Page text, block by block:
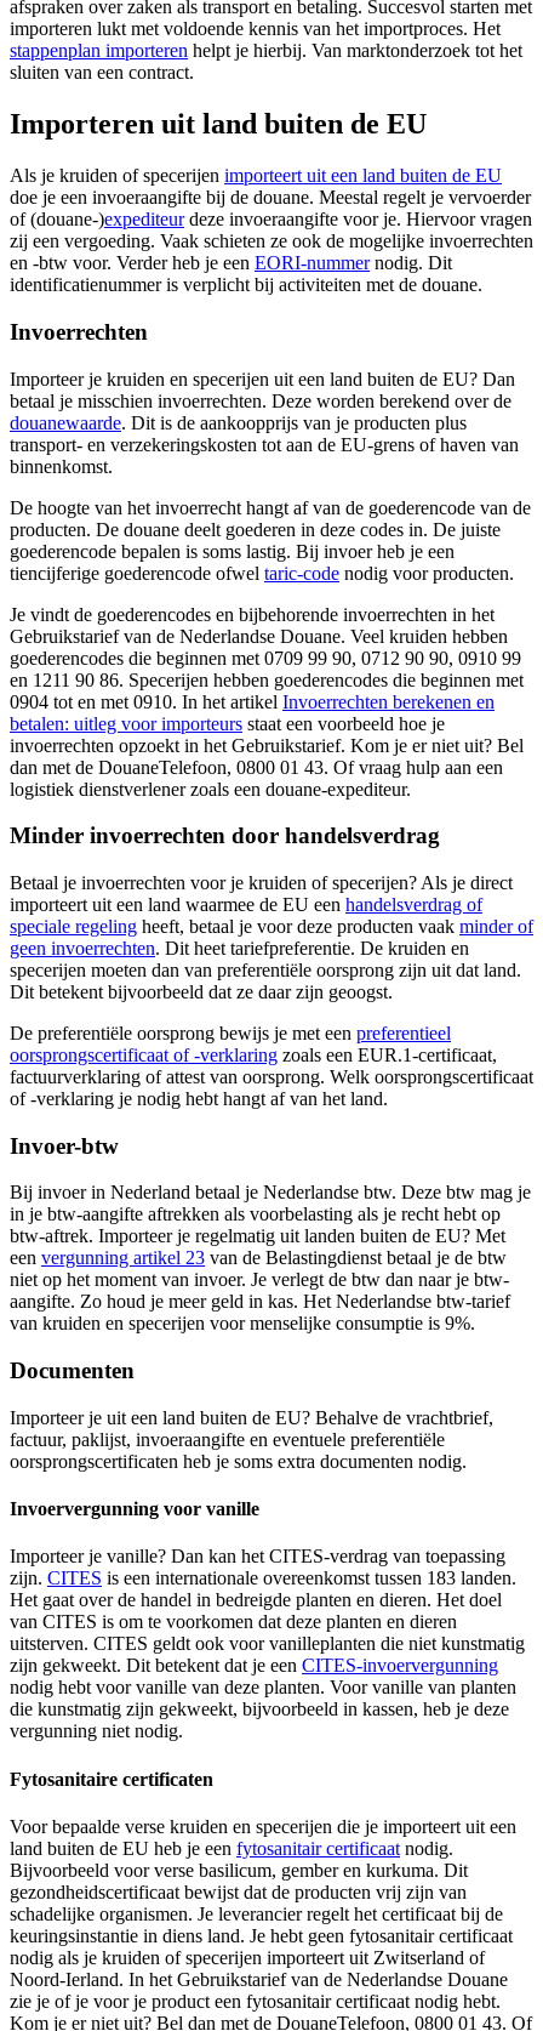
afspraken over zaken als transport en betaling. Succesvol starten met
importeren lukt met voldoende kennis van het importproces. Het
stappenplan importeren helpt je hierbij. Van marktonderzoek tot het
sluiten van een contract.
Importeren uit land buiten de EU
Als je kruiden of specerijen importeert uit een land buiten de EU
doe je een invoeraangifte bij de douane. Meestal regelt je vervoerder
of (douane-)expediteurdeze invoeraangifte voor je. Hiervoor vragen
zij een vergoeding. Vaak schieten ze ook de mogelijke invoerrechten
en -btw voor. Verder heb je een EORI-nummernodig. Dit
identificatienummer is verplicht bij activiteiten met de douane.
Invoerrechten
Importeer je kruiden en specerijen uit een land buiten de EU? Dan
betaal je misschien invoerrechten. Deze worden berekend over de
douanewaarde. Dit is de aankoopprijs van je producten plus
transport- en verzekeringskosten tot aan de EU-grens of haven van
binnenkomst.
De hoogte van het invoerrecht hangt af van de goederencode van de
producten. De douane deelt goederen in deze codes in. De juiste
goederencode bepalen is soms lastig. Bij invoer heb je een
tiencijferige goederencode ofwel taric-code nodig voor producten.
Je vindt de goederencodes en bijbehorende invoerrechten in het
Gebruikstarief van de Nederlandse Douane. Veel kruiden hebben
goederencodes die beginnen met 0709 99 90, 0712 90 90, 0910 99
en 1211 90 86. Specerijen hebben goederencodes die beginnen met
0904 tot en met 0910. In het artikel Invoerrechten berekenen en
betalen: uitleg voor importeurs staat een voorbeeld hoe je
invoerrechten opzoekt in het Gebruikstarief. Kom je er niet uit? Bel
dan met de DouaneTelefoon, 0800 01 43. Of vraag hulp aan een
logistiek dienstverlener zoals een douane-expediteur.
Minder invoerrechten door handelsverdrag
Betaal je invoerrechten voor je kruiden of specerijen? Als je direct
importeert uit een land waarmee de EU een handelsverdrag of
speciale regeling heeft, betaal je voor deze producten vaak minder of
geen invoerrechten. Dit heet tariefpreferentie. De kruiden en
specerijen moeten dan van preferentiële oorsprong zijn uit dat land.
Dit betekent bijvoorbeeld dat ze daar zijn geoogst.
De preferentiële oorsprong bewijs je met een preferentieel
oorsprongscertificaat of -verklaring zoals een EUR.1-certificaat,
factuurverklaring of attest van oorsprong. Welk oorsprongscertificaat
of -verklaring je nodig hebt hangt af van het land.
Invoer-btw
Bij invoer in Nederland betaal je Nederlandse btw. Deze btw mag je
in je btw-aangifte aftrekken als voorbelasting als je recht hebt op
btw-aftrek. Importeer je regelmatig uit landen buiten de EU? Met
een vergunning artikel 23 van de Belastingdienst betaal je de btw
niet op het moment van invoer. Je verlegt de btw dan naar je btw-
aangifte. Zo houd je meer geld in kas. Het Nederlandse btw-tarief
van kruiden en specerijen voor menselijke consumptie is 9%.
Documenten
Importeer je uit een land buiten de EU? Behalve de vrachtbrief,
factuur, paklijst, invoeraangifte en eventuele preferentiële
oorsprongscertificaten heb je soms extra documenten nodig.
Invoervergunning voor vanille
Importeer je vanille? Dan kan het CITES-verdrag van toepassing
zijn. CITES is een internationale overeenkomst tussen 183 landen.
Het gaat over de handel in bedreigde planten en dieren. Het doel
van CITES is om te voorkomen dat deze planten en dieren
uitsterven. CITES geldt ook voor vanilleplanten die niet kunstmatig
zijn gekweekt. Dit betekent dat je een CITES-invoervergunning
nodig hebt voor vanille van deze planten. Voor vanille van planten
die kunstmatig zijn gekweekt, bijvoorbeeld in kassen, heb je deze
vergunning niet nodig.
Fytosanitaire certificaten
Voor bepaalde verse kruiden en specerijen die je importeert uit een
land buiten de EU heb je een fytosanitaircertificaat nodig.
Bijvoorbeeld voor verse basilicum, gember en kurkuma. Dit
gezondheidscertificaat bewijst dat de producten vrij zijn van
schadelijke organismen. Je leverancier regelt het certificaat bij de
keuringsinstantie in diens land. Je hebt geen fytosanitair certificaat
nodig als je kruiden of specerijen importeert uit Zwitserland of
Noord-Ierland. In het Gebruikstarief van de Nederlandse Douane
zie je of je voor je product een fytosanitair certificaat nodig hebt.
Kom je er niet uit? Bel dan met de DouaneTelefoon, 0800 01 43. Of